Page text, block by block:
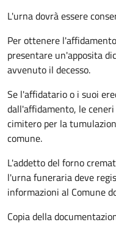
L'urna dovrà essere
Per ottenere
presentare un'apposita
avvenuto il decesso.
Se l'affidatario o i suoi
dall'affidamento, le
cimitero per la
comune.
L'addetto del forno
l'urna funeraria deve
informazioni al Comune
Copia della